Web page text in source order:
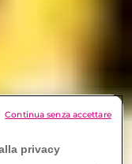
privacy
Continua senza accettare